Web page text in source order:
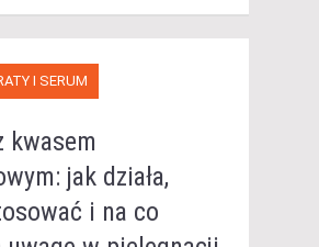
I SERUM
kwasem
jak działa,
i na co